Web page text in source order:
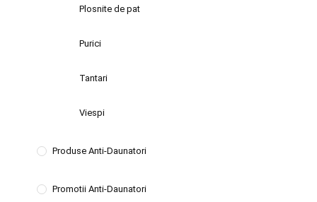
Plosnite de pat
Purici
Tantari
Viespi
Produse Anti-Daunatori
Promotii Anti-Daunatori